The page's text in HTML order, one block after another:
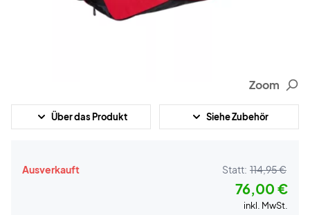
Zoom
Über das Produkt Siehe Zubehör
Ausverkauft Statt: 114,95 €
76,00 €
inkl. MwSt.